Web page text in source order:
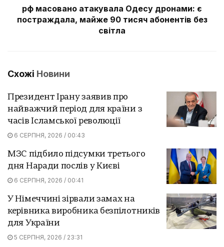
рф масовано атакувала Одесу дронами: є
постраждала, майже 90 тисяч абонентів без
світла
Схожі Новини
Президент Ірану заявив про
найважчий період для країни з
часів Ісламської революції
6 СЕРПНЯ, 2026 / 00:43
МЗС підбило підсумки третього
дня Наради послів у Києві
6 СЕРПНЯ, 2026 / 00:41
У Німеччині зірвали замах на
керівника виробника безпілотників
для України
5 СЕРПНЯ, 2026 / 23:31